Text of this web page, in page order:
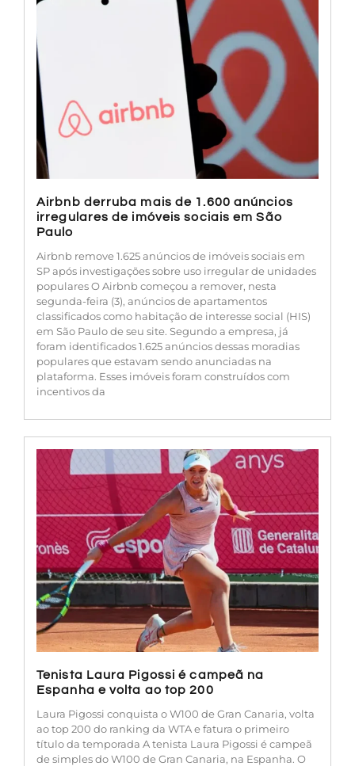
Airbnb derruba mais de 1.600 anúncios
irregulares de imóveis sociais em São
Paulo
Airbnb remove 1.625 anúncios de imóveis sociais em
SP após investigações sobre uso irregular de unidades
populares O Airbnb começou a remover, nesta
segunda-feira (3), anúncios de apartamentos
classificados como habitação de interesse social (HIS)
em São Paulo de seu site. Segundo a empresa, já
foram identificados 1.625 anúncios dessas moradias
populares que estavam sendo anunciadas na
plataforma. Esses imóveis foram construídos com
incentivos da
Tenista Laura Pigossi é campeã na
Espanha e volta ao top 200
Laura Pigossi conquista o W100 de Gran Canaria, volta
ao top 200 do ranking da WTA e fatura o primeiro
título da temporada A tenista Laura Pigossi é campeã
de simples do W100 de Gran Canaria, na Espanha. O